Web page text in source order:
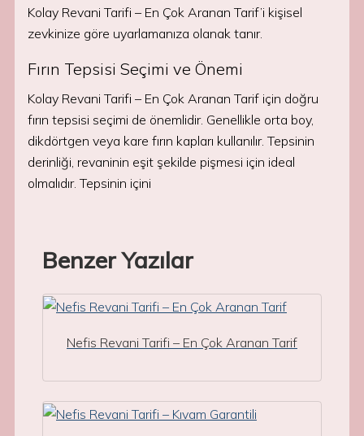
Kolay Revani Tarifi – En Çok Aranan Tarif’i kişisel
zevkinize göre uyarlamanıza olanak tanır.
Fırın Tepsisi Seçimi ve Önemi
Kolay Revani Tarifi – En Çok Aranan Tarif için doğru
fırın tepsisi seçimi de önemlidir. Genellikle orta boy,
dikdörtgen veya kare fırın kapları kullanılır. Tepsinin
derinliği, revaninin eşit şekilde pişmesi için ideal
olmalıdır. Tepsinin içini
Benzer Yazılar
Nefis Revani Tarifi – En Çok Aranan Tarif